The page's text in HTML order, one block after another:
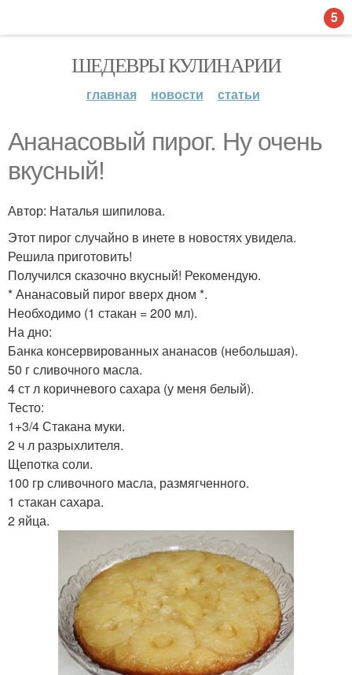
ШЕДЕВРЫ КУЛИНАРИИ
главная новости статьи
Ананасовый пирог. Ну очень
вкусный!
Автор: Наталья шипилова.
Этот пирог случайно в инете в новостях увидела.
Решила приготовить!
Получился сказочно вкусный! Рекомендую.
* Ананасовый пирог вверх дном *.
Необходимо (1 стакан = 200 мл).
На дно:
Банка консервированных ананасов (небольшая).
50 г сливочного масла.
4 ст л коричневого сахара (у меня белый).
Тесто:
1+3/4 Стакана муки.
2 ч л разрыхлителя.
Щепотка соли.
100 гр сливочного масла, размягченного.
1 стакан сахара.
2 яйца.
5